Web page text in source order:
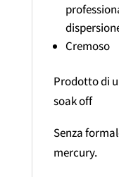
Cremoso
Prodotto di
soak off
Senza
mercury.